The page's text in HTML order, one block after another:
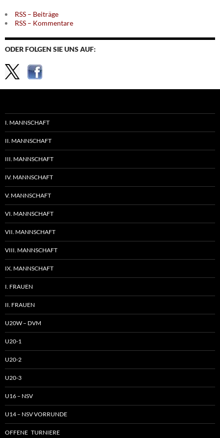
RSS – Beiträge
RSS – Kommentare
ODER FOLGEN SIE UNS AUF:
I. MANNSCHAFT
II. MANNSCHAFT
III. MANNSCHAFT
IV. MANNSCHAFT
V. MANNSCHAFT
VI. MANNSCHAFT
VII. MANNSCHAFT
VIII. MANNSCHAFT
IX. MANNSCHAFT
I. FRAUEN
II. FRAUEN
U20W – DVM
U20-1
U20-2
U20-3
U16 – NSV
U14 – NSV VORRUNDE
OFFENE TURNIERE